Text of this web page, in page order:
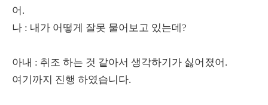
어.
나 : 내가 어떻게 잘못 물어보고 있는데?
아내 : 취조 하는 것 같아서 생각하기가 싫어졌어.
여기까지 진행 하였습니다.